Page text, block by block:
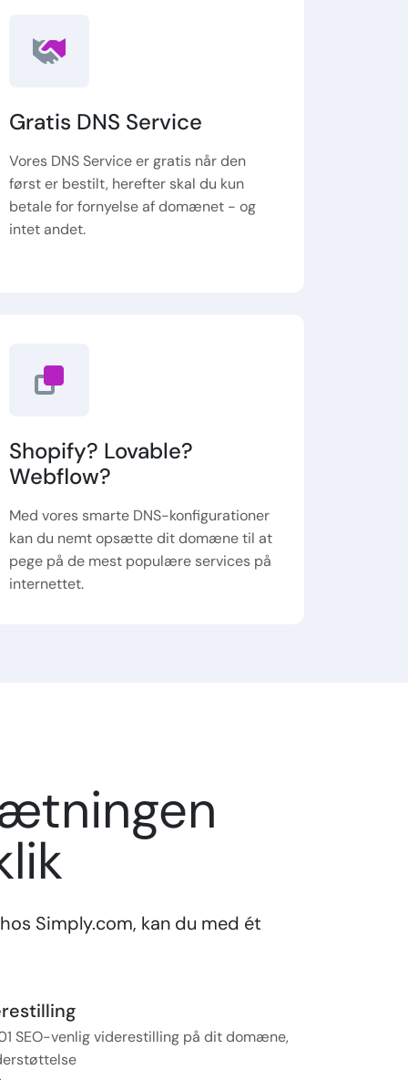
Gratis DNS Service
Vores DNS Service er gratis når den
først er bestilt, herefter skal du kun
betale for fornyelse af domænet - og
intet andet.
Shopify? Lovable?
Webflow?
Med vores smarte DNS-konfigurationer
kan du nemt opsætte dit domæne til at
pege på de mest populære services på
internettet.
Simply.com, kan du med ét
SEO-venlig viderestilling på dit domæne,